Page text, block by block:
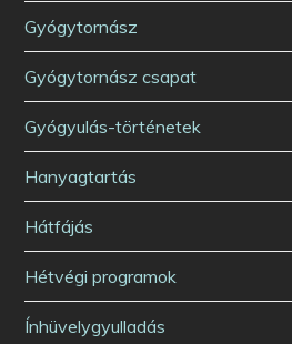
Gyógytornász
Gyógytornász csapat
Gyógyulás-történetek
Hanyagtartás
Hátfájás
Hétvégi programok
Ínhüvelygyulladás